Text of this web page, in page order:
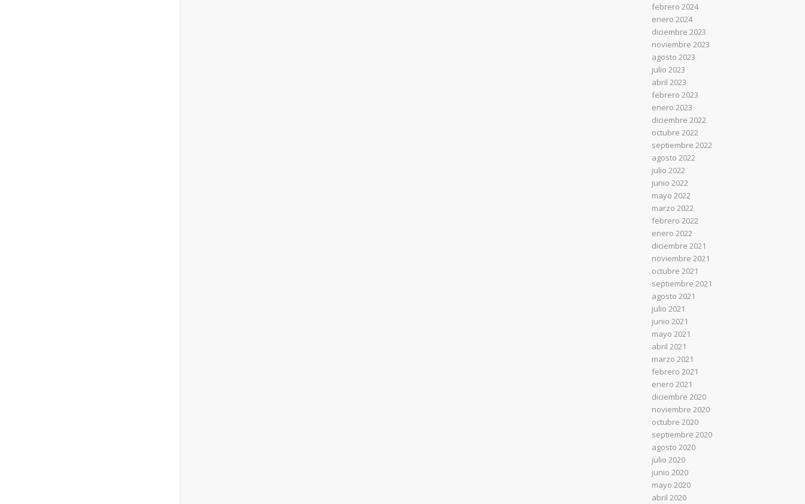
febrero 2024
enero 2024
diciembre 2023
noviembre 2023
agosto 2023
julio 2023
abril 2023
febrero 2023
enero 2023
diciembre 2022
octubre 2022
septiembre 2022
agosto 2022
julio 2022
junio 2022
mayo 2022
marzo 2022
febrero 2022
enero 2022
diciembre 2021
noviembre 2021
octubre 2021
septiembre 2021
agosto 2021
julio 2021
junio 2021
mayo 2021
abril 2021
marzo 2021
febrero 2021
enero 2021
diciembre 2020
noviembre 2020
octubre 2020
septiembre 2020
agosto 2020
julio 2020
junio 2020
mayo 2020
abril 2020